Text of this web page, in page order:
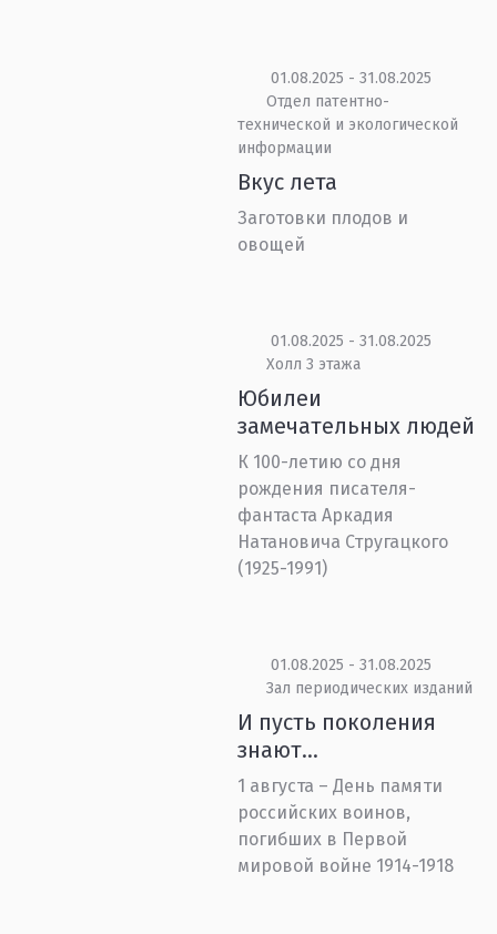
01.08.2025 - 31.08.2025
Отдел патентно-
технической и экологической
информации
Вкус лета
Заготовки плодов и
овощей
01.08.2025 - 31.08.2025
Холл 3 этажа
Юбилеи
замечательных людей
К 100-летию со дня
рождения писателя-
фантаста Аркадия
Натановича Стругацкого
(1925-1991)
01.08.2025 - 31.08.2025
Зал периодических изданий
И пусть поколения
знают…
1 августа – День памяти
российских воинов,
погибших в Первой
мировой войне 1914-1918